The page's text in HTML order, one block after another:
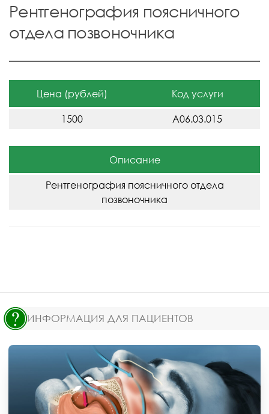
Рентгенография поясничного
отдела позвоночника
Цена (рублей) Код услуги
1500 A06.03.015
Описание
Рентгенография поясничного отдела
позвоночника
ИНФОРМАЦИЯ ДЛЯ ПАЦИЕНТОВ